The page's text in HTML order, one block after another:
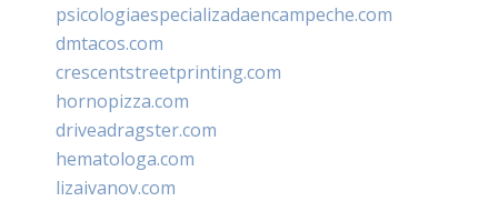
psicologiaespecializadaencampeche.com
dmtacos.com
crescentstreetprinting.com
hornopizza.com
driveadragster.com
hematologa.com
lizaivanov.com